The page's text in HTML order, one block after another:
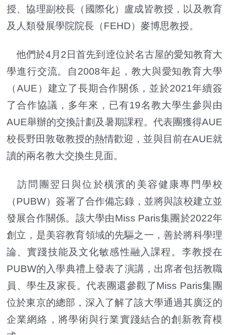
授、協理副校長（國際化）盧成皆教授，以及教育
及人類發展學院院長（FEHD）麥博思教授。
他們於4月2日首先到逹位於名古屋的愛知教育大
學進行交流。自2008年起，教大與愛知教育大學
（AUE）建立了長期合作關係，並於2021年續簽
了合作協議，多年來，已有19名教大學生參與由
AUE舉辦的交換計劃及暑期課程。代表團獲得AUE
校長野田敦敬教授的熱情歡迎，並與目前在AUE就
讀的兩名教大交換生見面。
訪問團翌日與位於橫濱的美容健康專門學校
（PUBW）簽署了合作備忘錄，並將與該校建立並
發展合作關係。該大學由Miss Paris集團於2022年
創立，是美容教育領域的先驅之一，善於將科學理
論、實踐技能及文化敏感性融入課程。李教授在
PUBW的入學典禮上發表了演講，出席者包括教職
員、學生及家長。代表團還參觀了Miss Paris集團
位於東京的總部，深入了解了該大學通過其廣泛的
企業網絡，將學術與行業實踐結合的創新教育模